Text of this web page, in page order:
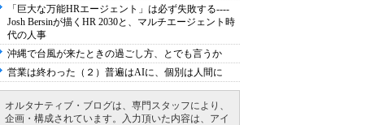
「巨大な万能HRエージェント」は必ず失敗する----
Josh Bersinが描くHR 2030と、マルチエージェント時
代の人事
沖縄で台風が来たときの過ごし方、とでも言うか
営業は終わった（２）普遍はAIに、個別は人間に
オルタナティブ・ブログは、専門スタッフにより、
企画・構成されています。入力頂いた内容は、アイ